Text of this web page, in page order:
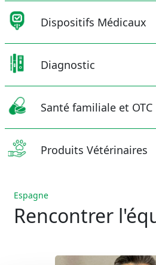
Dispositifs Médicaux
Diagnostic
Santé familiale et OTC
Produits Vétérinaires
Espagne
Rencontrer